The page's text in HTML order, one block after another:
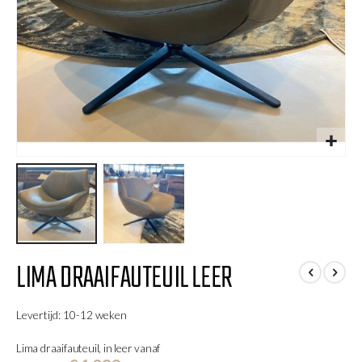
naar
het
van
afbeeldingen-
LIMA DRAAIFAUTEUIL LEER
Levertijd: 10-12 weken
Lima draaifauteuil, in leer vanaf